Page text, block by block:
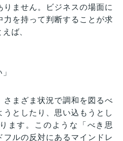
りません。ビジネスの場面に
力を持って判断することが求
ば、
さまざま状況で調和を図るべ
うとしたり、思い込もうとし
ます。このような「べき思
ルの反対にあるマインドレ